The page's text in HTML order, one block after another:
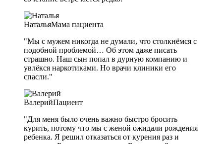
НатальяМама пациента
"Мы с мужем никогда не думали, что столкнёмся с
подобной проблемой… Об этом даже писать
страшно. Наш сын попал в дурную компанию и
увлёкся наркотиками. Но врачи клиники его
спасли."
ВалерийПациент
"Для меня было очень важно быстро бросить
курить, потому что мы с женой ожидали рождения
ребенка. Я решил отказаться от курения раз и